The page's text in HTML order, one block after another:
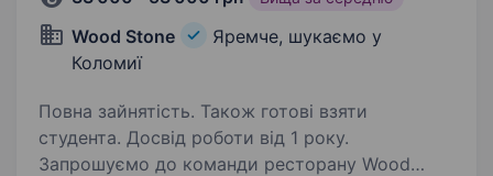
Wood Stone
Яремче, шукаємо у
Коломиї
Повна зайнятість. Також готові взяти
студента. Досвід роботи від 1 року.
Запрошуємо до команди ресторану Wood